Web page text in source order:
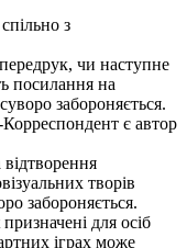
з
чи наступне
посилання на
забороняється.
є автор
творів
забороняється.
для осіб
іграх може